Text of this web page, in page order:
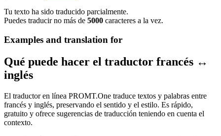
Tu texto ha sido traducido parcialmente.
Puedes traducir no más de 5000 caracteres a la vez.
Examples and translation for
Qué puede hacer el traductor francés ↔
inglés
El traductor en línea PROMT.One traduce textos y palabras entre
francés y inglés, preservando el sentido y el estilo. Es rápido,
gratuito y ofrece sugerencias de traducción teniendo en cuenta el
contexto.